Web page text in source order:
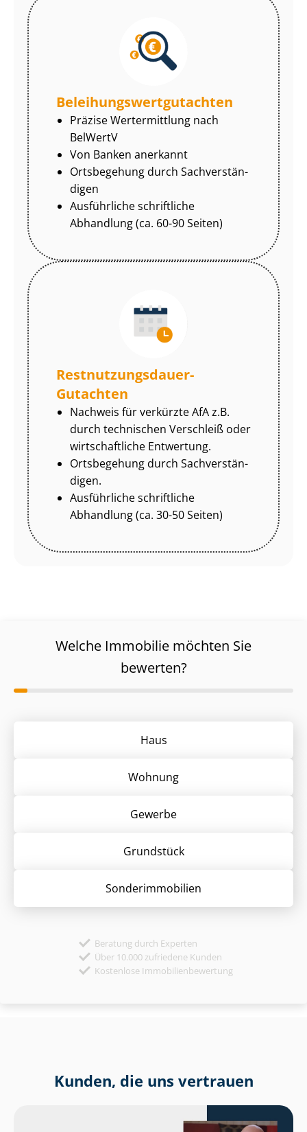
Be­lei­hungs­wert­gut­ach­ten
Präzise Wertermittlung nach
BelWertV
Von Banken anerkannt
Ortsbegehung durch Sach­ver­stän­
di­gen
Ausführliche schriftliche
Abhandlung (ca. 60-90 Seiten)
Rest­nut­zungs­dau­er-
Gutachten
Nachweis für verkürzte AfA z.B.
durch technischen Verschleiß oder
wirtschaftliche Entwertung.
Ortsbegehung durch Sach­ver­stän­
di­gen.
Ausführliche schriftliche
Abhandlung (ca. 30-50 Seiten)
Welche Immobilie möchten Sie
bewerten?
Haus
Wohnung
Gewerbe
Grund­stück
Sonder­immobilien
Beratung durch Experten
Über 10.000 zufriedene Kunden
Kostenlose Immobilienbewertung
Kunden, die uns vertrauen